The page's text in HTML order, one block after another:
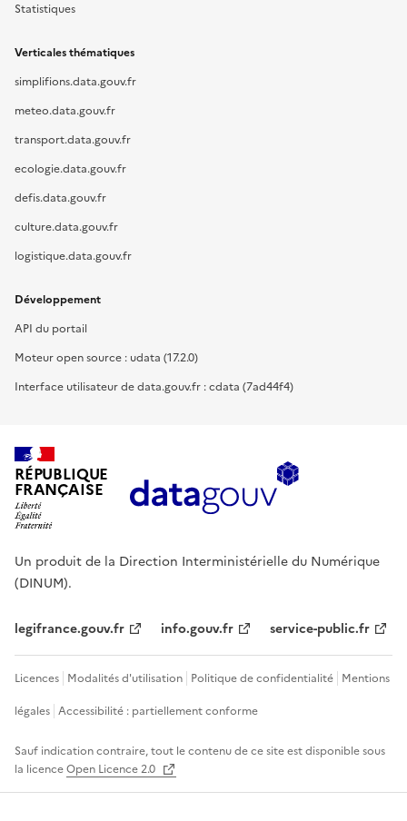
Statistiques
Verticales thématiques
simplifions.data.gouv.fr
meteo.data.gouv.fr
transport.data.gouv.fr
ecologie.data.gouv.fr
defis.data.gouv.fr
culture.data.gouv.fr
logistique.data.gouv.fr
Développement
API du portail
Moteur open source : udata (17.2.0)
Interface utilisateur de data.gouv.fr : cdata (7ad44f4)
RÉPUBLIQUE
FRANÇAISE
Un produit de la Direction Interministérielle du Numérique
(DINUM).
legifrance.gouv.fr info.gouv.fr service-public.fr
Licences Modalités d'utilisation Politique de confidentialité Mentions
légales Accessibilité : partiellement conforme
Sauf indication contraire, tout le contenu de ce site est disponible sous
la licenceOpen Licence 2.0